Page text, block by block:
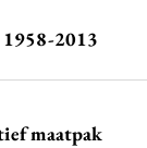
2013
maatpak